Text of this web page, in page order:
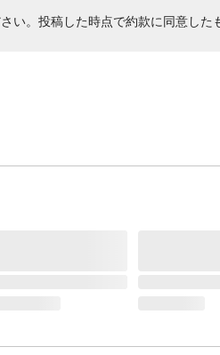
い。投稿した時点で約款に同意した